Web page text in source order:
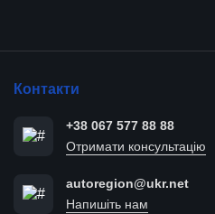
Контакти
+38 067 577 88 88
Отримати консультацію
autoregion@ukr.net
Напишіть нам